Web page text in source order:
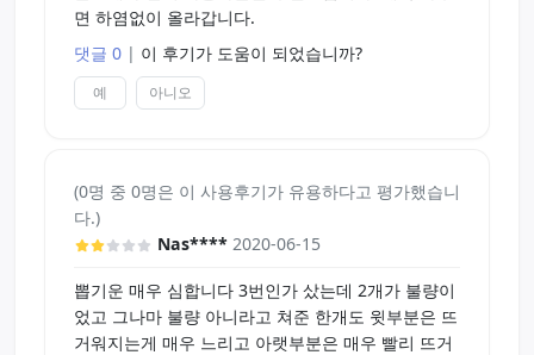
지 않는 타입입니다. 이 정도 수고 정도는 하실 수 있
으신 분에겐 2번째 문제는 크게 신경쓰지 않아도 될
거같습니다
무 적나랍니다.
검은색이나 흰색이면 솔직히 아무때나 두고 다녀도
되겠지만 연분홍색은 마치 날 숨겨주세요 전 수상한
인이 되었습니다
또한 뎁혀준다는 메리트가 여름이라 그런지 크게 와
닿지가 않았습니다
면 하염없이 올라갑니다.
댓글 0 | 이 후기가 도움이 되었습니까?
예 아니오
(0명 중 0명은 이 사용후기가 유용하다고 평가했습니
다.)
Nas**** 2020-06-15
뽑기운 매우 심합니다 3번인가 샀는데 2개가 불량이
었고 그나마 불량 아니라고 쳐준 한개도 윗부분은 뜨
거워지는게 매우 느리고 아랫부분은 매우 빨리 뜨거